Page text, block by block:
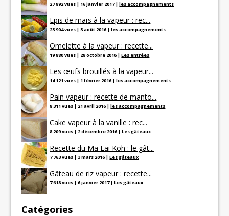
27 892 vues | 16 janvier 2017|les accompagnements
Epis de maïs à la vapeur : rec...
23 904 vues |3 août 2016 |les accompagnements
Omelette à la vapeur : recette...
19 880 vues | 28 octobre 2016 |Les entrées
Les œufs brouillés à la vapeur...
14 121 vues | 1 février 2016 |les accompagnements
Pain vapeur : recette de manto...
8 311 vues | 21 avril 2016 |les accompagnements
Cake vapeur à la vanille : rec...
8 209 vues | 2 décembre 2016 |Les gâteaux
Recette du Ma Lai Koh : le gât...
7 763 vues |3 mars 2016 |Les gâteaux
Gâteau de riz vapeur : recette...
7 618 vues |6 janvier 2017|Les gâteaux
Catégories